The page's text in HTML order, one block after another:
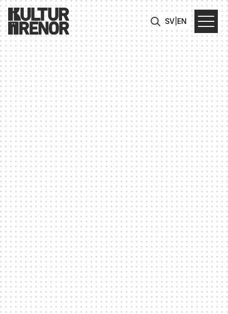
SV EN
The destination for culture and concerts
FÅLLAN
Fållan är en kärlekshistoria mellan samtida kultur
och historiska, bortglömda rum i
Slakthusområdet. De post-industriella lokalerna
började sin omvandling 2020 för att slå upp sina
portar under våren 2024 som en kulturell
knutpunkt för 2400 personer. Arkitekturen
speglar områdets industrihistoria och skapar den
perfekta miljön för evenemang, konserter,
klubbar och konst. Fållan erbjuder två scener fullt
utrustade med ljud och ljus, fem barer och ett
soldränkt utomhusområde med plats för
streetfood och barer. Fållan kan ta emot grupper
från 100 till 2400 personer.
Bokningsförfrågan